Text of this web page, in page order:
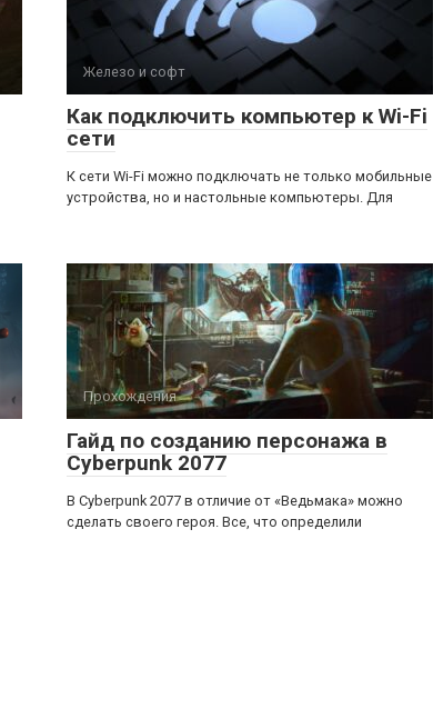
Железо и софт
Как подключить компьютер к Wi-Fi
сети
К сети Wi-Fi можно подключать не только мобильные
устройства, но и настольные компьютеры. Для
Прохождения
Гайд по созданию персонажа в
Cyberpunk 2077
В Cyberpunk 2077 в отличие от «Ведьмака» можно
сделать своего героя. Все, что определили